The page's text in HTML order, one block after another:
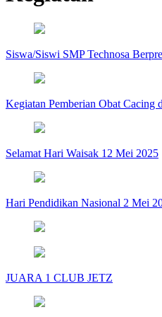
Siswa/Siswi SMP Technosa
Kegiatan Pemberian Obat
Selamat Hari Waisak 12 Mei 2025
Hari Pendidikan Nasional 2 Mei
JUARA 1 CLUB JETZ